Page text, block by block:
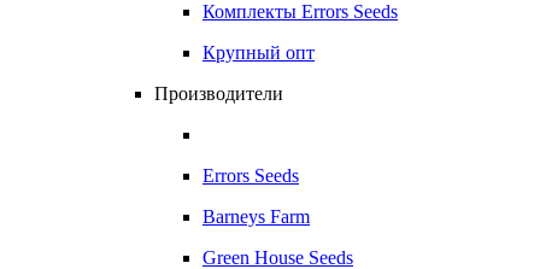
Комплекты Errors Seeds
Крупный опт
Производители
Errors Seeds
Barneys Farm
Green House Seeds